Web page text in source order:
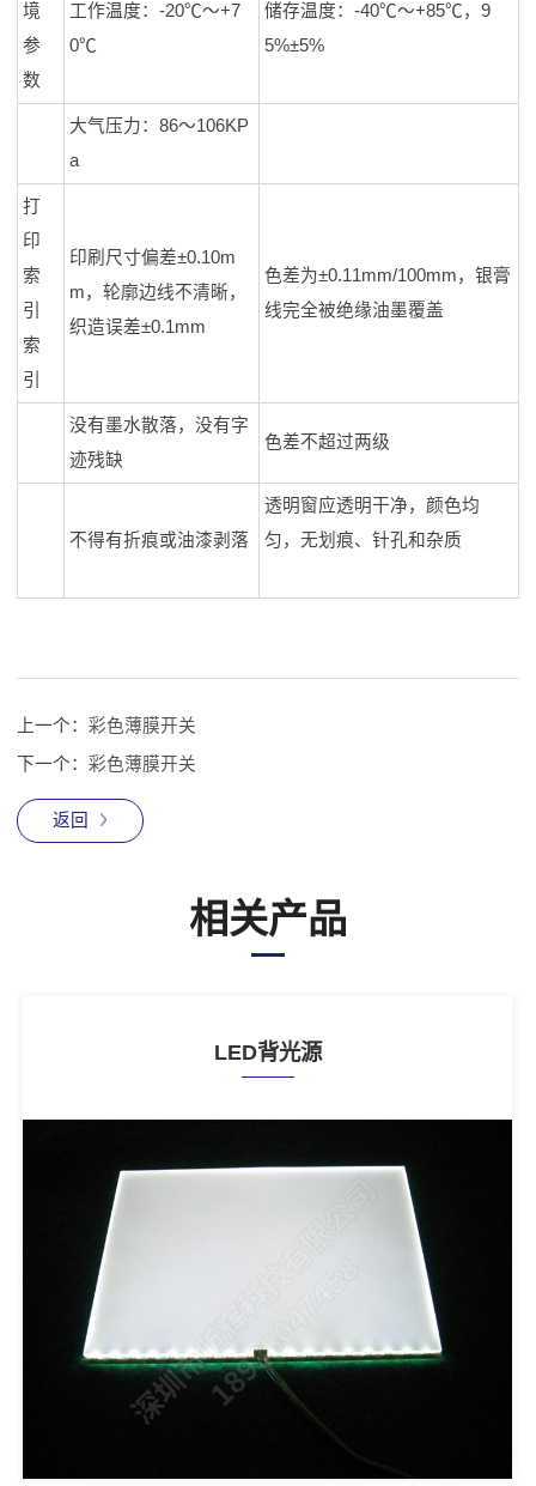
境
参
数
工作温度：-20℃～+7
0℃
储存温度：-40℃～+85℃，9
5%±5%
大气压力：86～106KP
a
打
印
索
引
索
引
印刷尺寸偏差±0.10m
m，轮廓边线不清晰，
织造误差±0.1mm
色差为±0.11mm/100mm，银膏
线完全被绝缘油墨覆盖
没有墨水散落，没有字
迹残缺
色差不超过两级
不得有折痕或油漆剥落
透明窗应透明干净，颜色均
匀，无划痕、针孔和杂质
上一个： 彩色薄膜开关
下一个： 彩色薄膜开关
返回
相关产品
LED背光源